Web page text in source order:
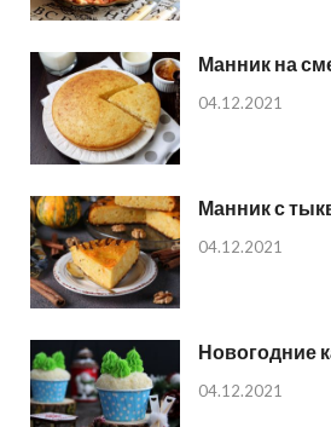
Манник на
04.12.2021
Манник с
04.12.2021
Новогодние
04.12.2021